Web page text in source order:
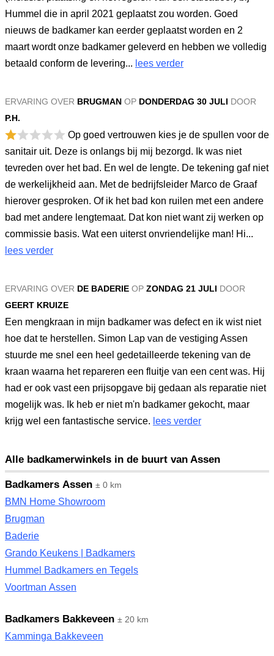
Hummel die in april 2021 geplaatst zou worden. Goed
nieuws de badkamer kan eerder geplaatst worden en 2
maart wordt onze badkamer geleverd en hebben we volledig
betaald conform de levering... lees verder
ERVARING OVER BRUGMAN OP DONDERDAG 30 JULI DOOR
P.H.
Op goed vertrouwen kies je de spullen voor de
sanitair uit. Deze is onlangs bij mij bezorgd. Ik was niet
tevreden over het bad. En wel de lengte. De tekening gaf niet
de werkelijkheid aan. Met de bedrijfsleider Marco de Graaf
hierover gesproken. Of ik het bad kon ruilen met een andere
bad met andere lengtemaat. Dat kon niet want zij werken op
commissie basis. Wat een uiterst onvriendelijke man! Hi...
lees verder
ERVARING OVER DE BADERIE OP ZONDAG 21 JULI DOOR
GEERT KRUIZE
Een mengkraan in mijn badkamer was defect en ik wist niet
hoe dat te herstellen. Simon Lap van de vestiging Assen
stuurde me snel een heel gedetailleerde tekening van de
kraan waarna het repareren een fluitje van een cent was. Hij
had er ook vast een prijsopgave bij gedaan als reparatie niet
mogelijk was. Ik heb er niet m'n badkamer gekocht, maar
krijg wel een fantastische service. lees verder
Alle badkamerwinkels in de buurt van Assen
Badkamers Assen ± 0 km
BMN Home Showroom
Brugman
Baderie
Grando Keukens | Badkamers
Hummel Badkamers en Tegels
Voortman Assen
Badkamers Bakkeveen ± 20 km
Kamminga Bakkeveen